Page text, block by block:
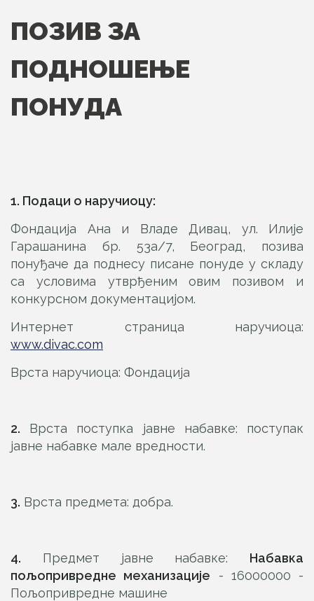
ПОЗИВ ЗА
ПОДНОШЕЊЕ
ПОНУДА
1. Подаци о наручиоцу:
Фондација Ана и Владе Дивац, ул. Илије
Гарашанина бр. 53а/7, Београд, позива
понуђаче да поднесу писане понуде у складу
са условима утврђеним овим позивом и
конкурсном документацијом.
Интернет страница наручиоца:
www.divac.com
Врста наручиоца: Фондација
2. Врста поступка јавне набавке: поступак
јавне набавке мале вредности.
3. Врста предмета: добра.
4. Предмет јавне набавке: Набавка
пољопривредне механизације - 16000000 -
Пољопривредне машине